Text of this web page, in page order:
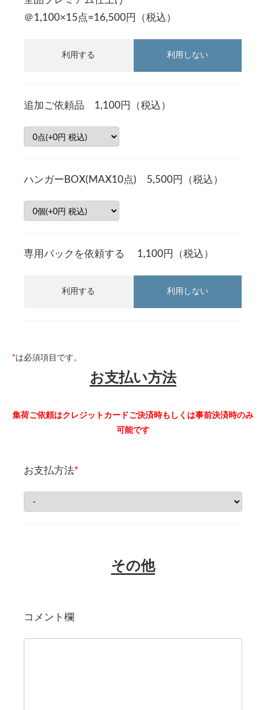
＠1,100×15点=16,500円（税込）
利用する 利用しない
追加ご依頼品 1,100円（税込）
ハンガーBOX(MAX10点) 5,500円（税込）
専用バックを依頼する 1,100円（税込）
利用する 利用しない
*は必須項目です。
お支払い方法
集荷ご依頼はクレジットカードご決済時もしくは事前決済時のみ
可能です
お支払方法*
その他
コメント欄